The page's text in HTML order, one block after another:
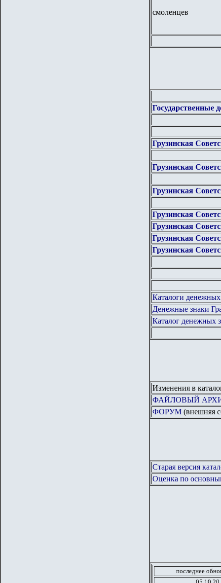
смоленцев
Государственные
Грузинская
Грузинская
Грузинская
Грузинская
Грузинская
Грузинская
Грузинская
Каталоги денежных
Денежные знаки
Каталог денежных
Изменения в
ФАЙЛОВЫЙ
ФОРУМ (внешняя
Старая версия
Оценка по
последнее